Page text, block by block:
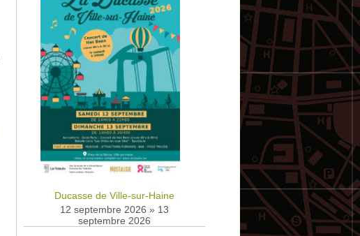
Ducasse de Ville-sur-Haine
12 septembre 2026 » 13
septembre 2026